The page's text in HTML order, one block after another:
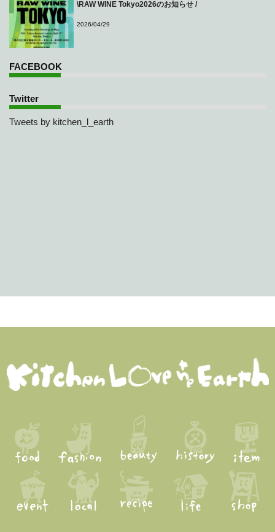
\RAW WINE Tokyo2026のお知らせ /
2026/04/29
FACEBOOK
Twitter
Tweets by kitchen_l_earth